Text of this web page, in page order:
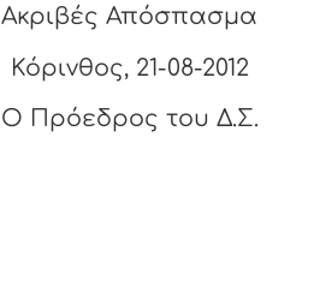
Ακριβές Απόσπασμα
Κόρινθος, 21-08-2012
O Πρόεδρος του Δ.Σ.